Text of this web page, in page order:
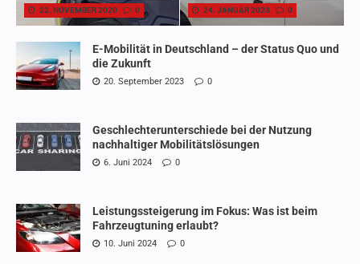
22. NOVEMBER 2020 0 24. JANUAR 2023 0
E-Mobilität in Deutschland – der Status Quo und
die Zukunft
20. September 2023 0
Geschlechterunterschiede bei der Nutzung
nachhaltiger Mobilitätslösungen
6. Juni 2024 0
Leistungssteigerung im Fokus: Was ist beim
Fahrzeugtuning erlaubt?
10. Juni 2024 0